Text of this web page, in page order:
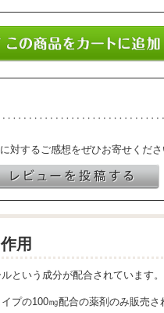
対するご感想をぜひお寄せくださ
用
という成分が配合されています。
プの100㎎配合の薬剤のみ販売さ